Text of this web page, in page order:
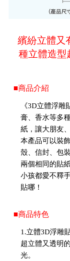
繽紛立體又
種立體造型
■商品介紹
《3D立體浮
膏、香水等多
紙，讓大朋友
本產品可以裝
殼、信封、包
兩個相同的貼
小孩都愛不釋
貼哪！
■商品特色
1.立體3D浮雕
超立體又透明
光。